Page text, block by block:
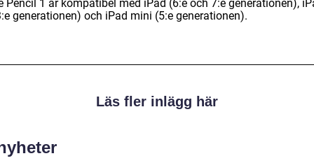
Pencil 1 är kompatibel med iPad (6:e och 7:e generationen),
generationen) och iPad mini (5:e generationen).
Läs fler inlägg här